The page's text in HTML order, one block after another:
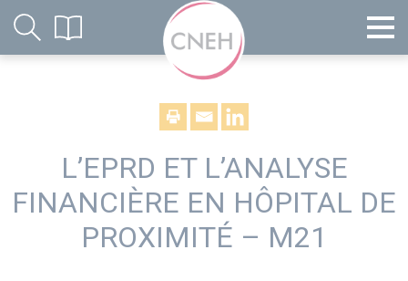
L’EPRD ET L’ANALYSE
FINANCIÈRE EN HÔPITAL DE
PROXIMITÉ – M21